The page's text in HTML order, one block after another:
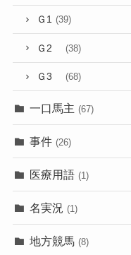
Ｇ1 (39)
Ｇ2 (38)
Ｇ3 (68)
一口馬主 (67)
事件 (26)
医療用語 (1)
名実況 (1)
地方競馬 (8)